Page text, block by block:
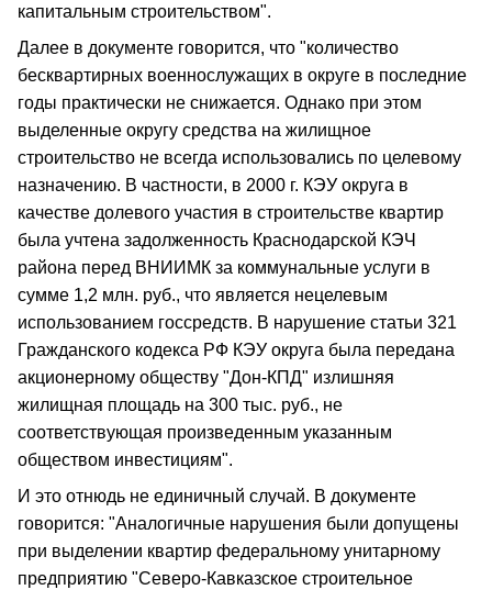
капитальным строительством".
Далее в документе говорится, что "количество
бесквартирных военнослужащих в округе в последние
годы практически не снижается. Однако при этом
выделенные округу средства на жилищное
строительство не всегда использовались по целевому
назначению. В частности, в 2000 г. КЭУ округа в
качестве долевого участия в строительстве квартир
была учтена задолженность Краснодарской КЭЧ
района перед ВНИИМК за коммунальные услуги в
сумме 1,2 млн. руб., что является нецелевым
использованием госсредств. В нарушение статьи 321
Гражданского кодекса РФ КЭУ округа была передана
акционерному обществу "Дон-КПД" излишняя
жилищная площадь на 300 тыс. руб., не
соответствующая произведенным указанным
обществом инвестициям".
И это отнюдь не единичный случай. В документе
говорится: "Аналогичные нарушения были допущены
при выделении квартир федеральному унитарному
предприятию "Северо-Кавказское строительное